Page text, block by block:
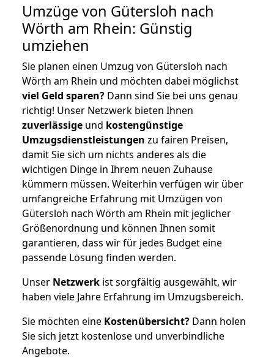
Umzüge von Gütersloh nach
Wörth am Rhein: Günstig
umziehen
Sie planen einen Umzug von Gütersloh nach
Wörth am Rhein und möchten dabei möglichst
viel Geld sparen? Dann sind Sie bei uns genau
richtig! Unser Netzwerk bieten Ihnen
zuverlässige und kostengünstige
Umzugsdienstleistungen zu fairen Preisen,
damit Sie sich um nichts anderes als die
wichtigen Dinge in Ihrem neuen Zuhause
kümmern müssen. Weiterhin verfügen wir über
umfangreiche Erfahrung mit Umzügen von
Gütersloh nach Wörth am Rhein mit jeglicher
Größenordnung und können Ihnen somit
garantieren, dass wir für jedes Budget eine
passende Lösung finden werden.
Unser Netzwerk ist sorgfältig ausgewählt, wir
haben viele Jahre Erfahrung im Umzugsbereich.
Sie möchten eine Kostenübersicht? Dann holen
Sie sich jetzt kostenlose und unverbindliche
Angebote.